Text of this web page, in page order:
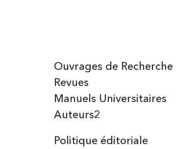
Auteurs2
Manuels Universitaires
Ouvrages de Recherche
Revues
Politique éditoriale